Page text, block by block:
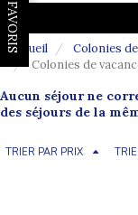
FAVORIS
Accueil
Colonies
Colonies de
Aucun séjour ne
des séjours de la
TRIER PAR PRIX